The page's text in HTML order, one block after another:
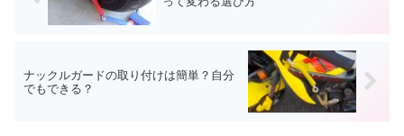
ナックルガードの取り付けは簡単？自分
でもできる？